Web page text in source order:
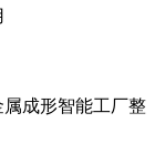
成形智能工厂整